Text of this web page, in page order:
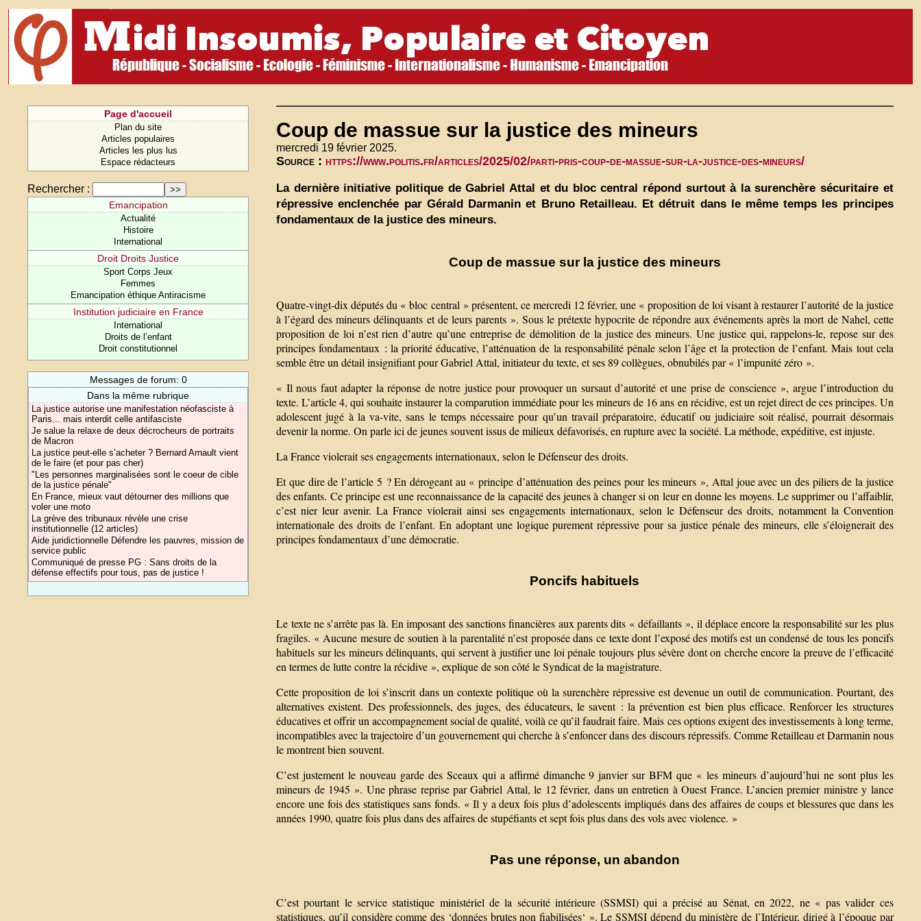
Page d'accueil
Plan du site
Articles populaires
Articles les plus lus
Espace rédacteurs
Rechercher :
Emancipation
Actualité
Histoire
International
Droit Droits Justice
Sport Corps Jeux
Femmes
Emancipation éthique Antiracisme
Institution judiciaire en France
International
Droits de l’enfant
Droit constitutionnel
Messages de forum: 0
Dans la même rubrique
La justice autorise une manifestation néofasciste à
Paris... mais interdit celle antifasciste
Je salue la relaxe de deux décrocheurs de portraits
de Macron
La justice peut-elle s’acheter ? Bernard Arnault vient
de le faire (et pour pas cher)
"Les personnes marginalisées sont le coeur de cible
de la justice pénale"
En France, mieux vaut détourner des millions que
voler une moto
La grève des tribunaux révèle une crise
institutionnelle (12 articles)
Aide juridictionnelle Défendre les pauvres, mission de
service public
Communiqué de presse PG : Sans droits de la
défense effectifs pour tous, pas de justice !
Coup de massue sur la justice des mineurs
mercredi 19 février 2025.
Source :https://www.politis.fr/articles/2025/02/parti-pris-coup-de-massue-sur-la-justice-des-mineurs/
La dernière initiative politique de Gabriel Attal et du bloc central répond surtout à la surenchère sécuritaire et
répressive enclenchée par Gérald Darmanin et Bruno Retailleau. Et détruit dans le même temps les principes
fondamentaux de la justice des mineurs.
Coup de massue sur la justice des mineurs
Quatre-vingt-dix députés du « bloc central » présentent, ce mercredi 12 février, une « proposition de loi visant à restaurer l’autorité de la justice
à l’égard des mineurs délinquants et de leurs parents ». Sous le prétexte hypocrite de répondre aux événements après la mort de Nahel, cette
proposition de loi n’est rien d’autre qu’une entreprise de démolition de la justice des mineurs. Une justice qui, rappelons-le, repose sur des
principes fondamentaux : la priorité éducative, l’atténuation de la responsabilité pénale selon l’âge et la protection de l’enfant. Mais tout cela
semble être un détail insignifiant pour Gabriel Attal, initiateur du texte, et ses 89 collègues, obnubilés par « l’impunité zéro ».
« Il nous faut adapter la réponse de notre justice pour provoquer un sursaut d’autorité et une prise de conscience », argue l’introduction du
texte. L’article 4, qui souhaite instaurer la comparution immédiate pour les mineurs de 16 ans en récidive, est un rejet direct de ces principes. Un
adolescent jugé à la va-vite, sans le temps nécessaire pour qu’un travail préparatoire, éducatif ou judiciaire soit réalisé, pourrait désormais
devenir la norme. On parle ici de jeunes souvent issus de milieux défavorisés, en rupture avec la société. La méthode, expéditive, est injuste.
La France violerait ses engagements internationaux, selon le Défenseur des droits.
Et que dire de l’article 5 ? En dérogeant au « principe d’atténuation des peines pour les mineurs », Attal joue avec un des piliers de la justice
des enfants. Ce principe est une reconnaissance de la capacité des jeunes à changer si on leur en donne les moyens. Le supprimer ou l’affaiblir,
c’est nier leur avenir. La France violerait ainsi ses engagements internationaux, selon le Défenseur des droits, notamment la Convention
internationale des droits de l’enfant. En adoptant une logique purement répressive pour sa justice pénale des mineurs, elle s’éloignerait des
principes fondamentaux d’une démocratie.
Poncifs habituels
Le texte ne s’arrête pas là. En imposant des sanctions financières aux parents dits « défaillants », il déplace encore la responsabilité sur les plus
fragiles. « Aucune mesure de soutien à la parentalité n’est proposée dans ce texte dont l’exposé des motifs est un condensé de tous les poncifs
habituels sur les mineurs délinquants, qui servent à justifier une loi pénale toujours plus sévère dont on cherche encore la preuve de l’efficacité
en termes de lutte contre la récidive », explique de son côté le Syndicat de la magistrature.
Cette proposition de loi s’inscrit dans un contexte politique où la surenchère répressive est devenue un outil de communication. Pourtant, des
alternatives existent. Des professionnels, des juges, des éducateurs, le savent : la prévention est bien plus efficace. Renforcer les structures
éducatives et offrir un accompagnement social de qualité, voilà ce qu’il faudrait faire. Mais ces options exigent des investissements à long terme,
incompatibles avec la trajectoire d’un gouvernement qui cherche à s’enfoncer dans des discours répressifs. Comme Retailleau et Darmanin nous
le montrent bien souvent.
C’est justement le nouveau garde des Sceaux qui a affirmé dimanche 9 janvier sur BFM que « les mineurs d’aujourd’hui ne sont plus les
mineurs de 1945 ». Une phrase reprise par Gabriel Attal, le 12 février, dans un entretien à Ouest France. L’ancien premier ministre y lance
encore une fois des statistiques sans fonds. « Il y a deux fois plus d’adolescents impliqués dans des affaires de coups et blessures que dans les
années 1990, quatre fois plus dans des affaires de stupéﬁants et sept fois plus dans des vols avec violence. »
Pas une réponse, un abandon
C’est pourtant le service statistique ministériel de la sécurité intérieure (SSMSI) qui a précisé au Sénat, en 2022, ne « pas valider ces
statistiques, qu’il considère comme des ‘données brutes non fiabilisées‘ ». Le SSMSI dépend du ministère de l’Intérieur, dirigé à l’époque par